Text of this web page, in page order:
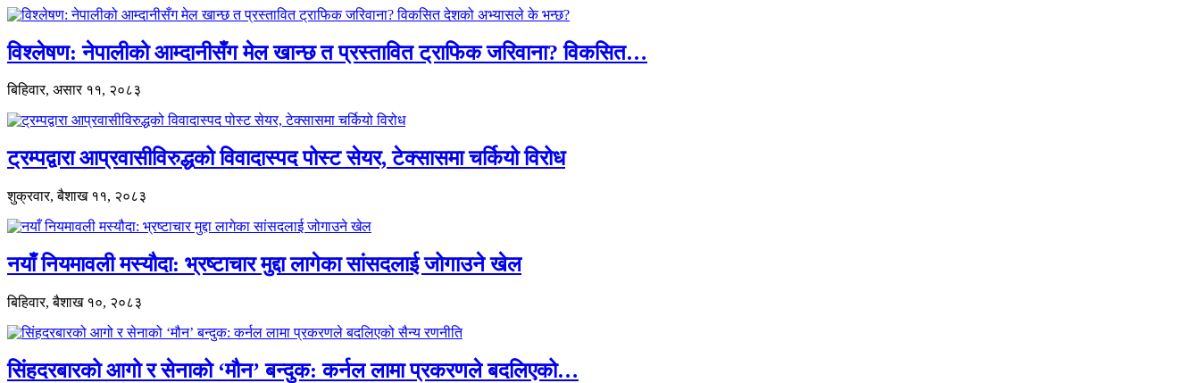
विश्लेषण: नेपालीको आम्दानीसँग मेल खान्छ त प्रस्तावित ट्राफिक जरिवाना? विकसित…
बिहिवार, असार ११, २०८३
ट्रम्पद्वारा आप्रवासीविरुद्धको विवादास्पद पोस्ट सेयर, टेक्सासमा चर्कियो विरोध
शुक्रवार, बैशाख ११, २०८३
नयाँ नियमावली मस्यौदा: भ्रष्टाचार मुद्दा लागेका सांसदलाई जोगाउने खेल
बिहिवार, बैशाख १०, २०८३
सिंहदरबारको आगो र सेनाको ‘मौन’ बन्दुक: कर्नल लामा प्रकरणले बदलिएको…